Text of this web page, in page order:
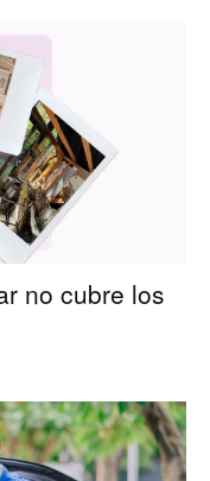
no cubre los